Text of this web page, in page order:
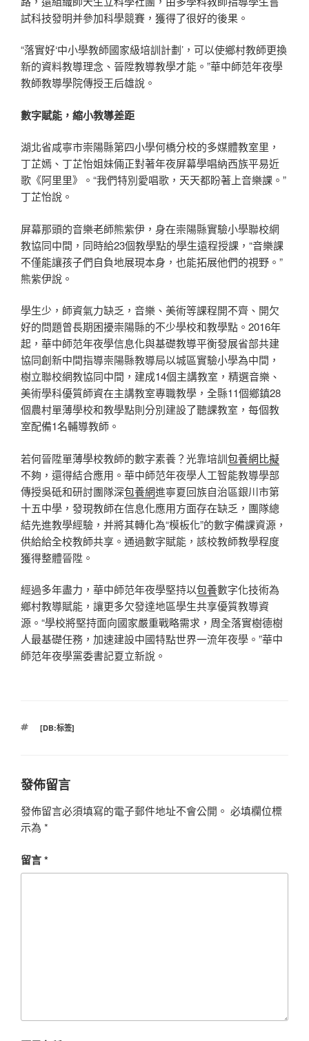
試科技發明并參加科學競賽，獲得了很好的後果。
“落實好‘中小學教師國家級培訓計劃’，可以使鄉村教師更換
新的資料教導理念、晉陞教導教學才能。”華中師范年夜學
教師教導學院傳授王后雄說。
數字賦能，縮小教導差距
湖北省咸寧市崇陽縣第四小學何橋分校的多媒體教室里，
丁芷嫣、丁芷怡姐妹倆正對著年夜屏幕學唱納西族平易近
歌《阿里里》。“我們特別愛唱歌，天天都盼著上音樂課。”
丁芷怡說。
屏幕那頭的音樂老師熊紫伊，身在崇陽縣實驗小學聯校網
教協同中間，同時給23個教學點的學生遠程授課，“音樂課
不僅能讓孩子們自負地展現本身，也能拓展他們的視野。”
熊紫伊說。
學生少，師資氣力缺乏，音樂、美術等課程開不齊、開欠
好的問題曾長期困擾崇陽縣的不少學校和教學點。2016年
起，華中師范年夜學信息化與基礎教導平衡發展省部共建
協同創新中間指導崇陽縣教導局以城區實驗小學為中間，
樹立聯校網教協同中間，建成14個主講教室，精選音樂、
美術學科優質師資在主講教室專職教學，全縣11個鄉鎮28
個農村單薄學校和教學點則分別建設了聽課教室，每個教
室配備1名輔導教師。
若何晉陞單薄學校教師的數字素養？光靠培訓包養網比擬
不夠，還得結合應用。華中師范年夜學人工智能教導學部
傳授吳砥和研討團隊深包養網進寧夏回族自治區銀川市第
十五中學，發現教師在信息化應用方面存在缺乏，團隊總
結先進教學經驗，并將其轉化為“模板化”的數字備課資源，
供給給全校教師共享。通過數字賦能，該校教師教學程度
獲得整體晉陞。
經過多年盡力，華中師范年夜學堅持以包養數字化技術為
鄉村教導賦能，讓更多欠發達地區學生共享優質教導資
源。“學校將堅持面向國家嚴重戰略需求，周全落實樹德樹
人最基礎任務，加速建設中國特點世界一流年夜學。”華中
師范年夜學黨委書記夏立新說。
標
[DB:标签]
發佈留言
發佈留言必須填寫的電子郵件地址不會公開。 必填欄位標
示為 *
留言*